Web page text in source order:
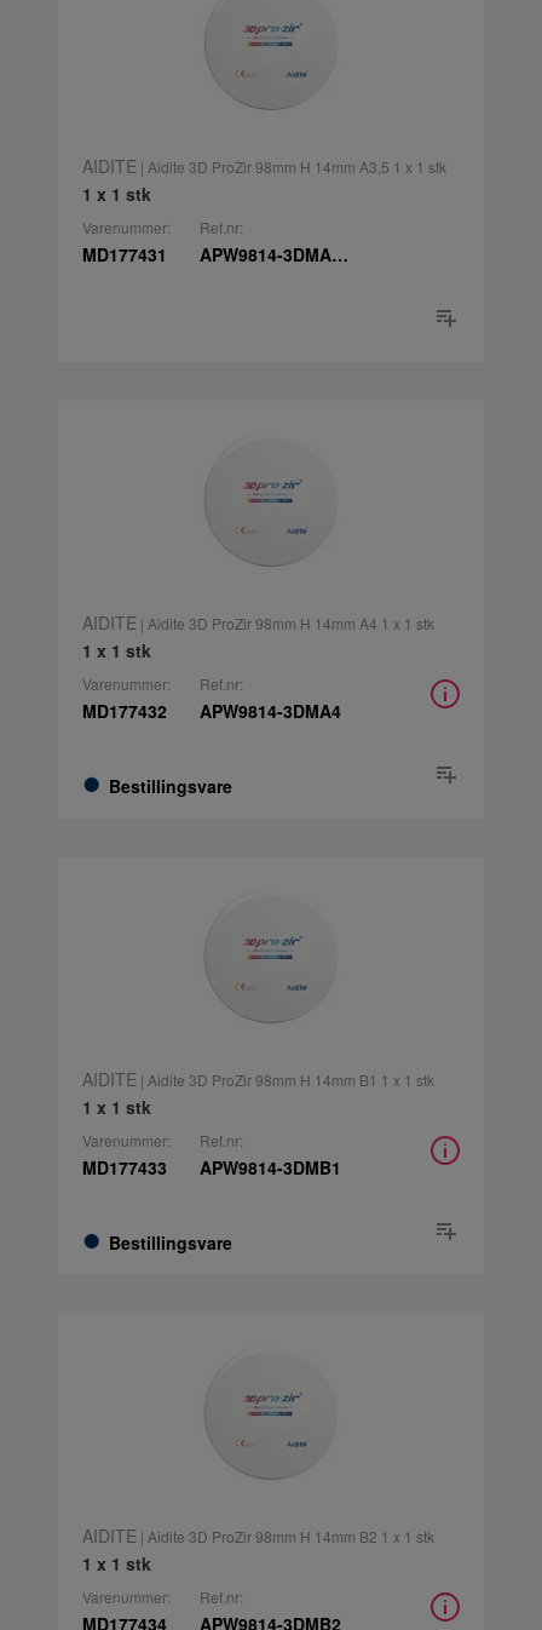
AIDITE | Aidite 3D ProZir 98mm H 14mm A3,5 1 x 1 stk
1 x 1 stk
Varenummer:
MD177431
Ref.nr:
APW9814-3DMA3.5
AIDITE | Aidite 3D ProZir 98mm H 14mm A4 1 x 1 stk
1 x 1 stk
Varenummer:
MD177432
Bestillingsvare
Ref.nr:
APW9814-3DMA4
AIDITE | Aidite 3D ProZir 98mm H 14mm B1 1 x 1 stk
1 x 1 stk
Varenummer:
MD177433
Bestillingsvare
Ref.nr:
APW9814-3DMB1
AIDITE | Aidite 3D ProZir 98mm H 14mm B2 1 x 1 stk
1 x 1 stk
Varenummer:
MD177434
Ref.nr:
APW9814-3DMB2